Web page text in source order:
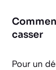
casser
Pour un